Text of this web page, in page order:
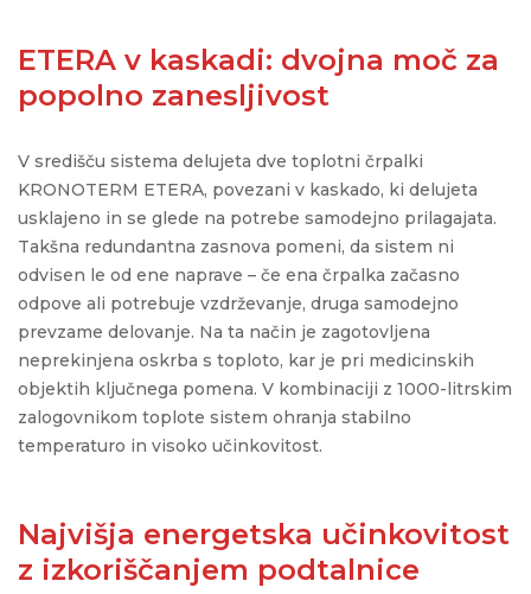
ETERA v kaskadi: dvojna moč za
popolno zanesljivost
V središču sistema delujeta dve toplotni črpalki
KRONOTERM ETERA, povezani v kaskado, ki delujeta
usklajeno in se glede na potrebe samodejno prilagajata.
Takšna redundantna zasnova pomeni, da sistem ni
odvisen le od ene naprave – če ena črpalka začasno
odpove ali potrebuje vzdrževanje, druga samodejno
prevzame delovanje. Na ta način je zagotovljena
neprekinjena oskrba s toploto, kar je pri medicinskih
objektih ključnega pomena. V kombinaciji z 1000-litrskim
zalogovnikom toplote sistem ohranja stabilno
temperaturo in visoko učinkovitost.
Najvišja energetska učinkovitost
z izkoriščanjem podtalnice